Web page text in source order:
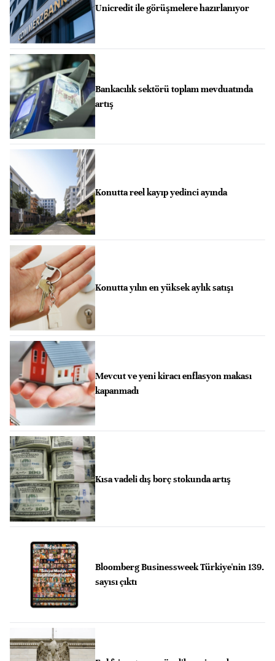
Unicredit ile görüşmelere hazırlanıyor
Bankacılık sektörü toplam mevduatında
artış
Konutta reel kayıp yedinci ayında
Konutta yılın en yüksek aylık satışı
Mevcut ve yeni kiracı enflasyon makası
kapanmadı
Kısa vadeli dış borç stokunda artış
Bloomberg Businessweek Türkiye'nin 139.
sayısı çıktı